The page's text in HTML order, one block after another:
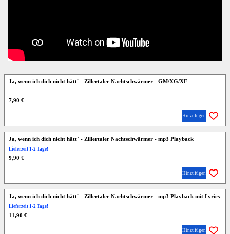
Ja, wenn ich dich nicht hätt` - Zillertaler Nachtschwärmer - GM/XG/XF
7,90 €
Hinzufügen
Ja, wenn ich dich nicht hätt` - Zillertaler Nachtschwärmer - mp3 Playback
Lieferzeit 1-2 Tage!
9,90 €
Hinzufügen
Ja, wenn ich dich nicht hätt` - Zillertaler Nachtschwärmer - mp3 Playback mit Lyrics
Lieferzeit 1-2 Tage!
11,90 €
Hinzufügen